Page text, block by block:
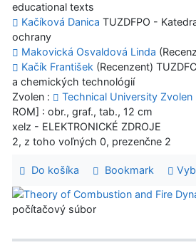
educational texts
Kačíková Danica TUZDFPO -
ochrany
Makovická Osvaldová Linda
Kačík František (Recenzent)
a chemických technológií
Zvolen :
Technical University Zvolen
ROM] : obr., graf., tab., 12 cm
xelz - ELEKTRONICKÉ ZDROJE
2, z toho voľných 0, prezenčne 2
Do košíka Bookmark
počítačový súbor